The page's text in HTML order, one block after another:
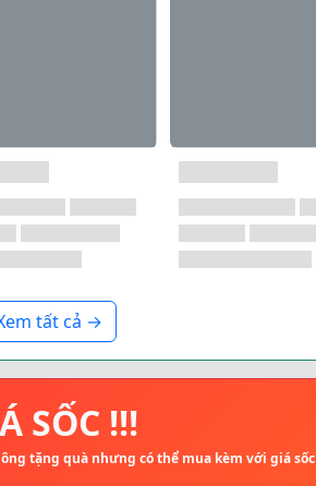
tất cả →
SỐC !!!
tặng quà nhưng có thể mua kèm với giá sốc